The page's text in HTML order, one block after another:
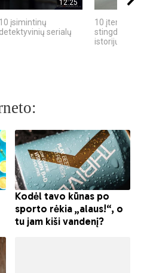
12:25
10 įsimintinų
detektyvinių serialų
10 įtemptų,
stingdančių
istorijų